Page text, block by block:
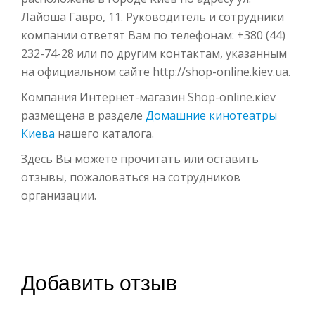
Лайоша Гавро, 11. Руководитель и сотрудники
компании ответят Вам по телефонам: +380 (44)
232-74-28 или по другим контактам, указанным
на официальном сайте http://shop-online.kiev.ua.
Компания Интернет-магазин Shop-оnline.кiev
размещена в разделе Домашние кинотеатры
Киева нашего каталога.
Здесь Вы можете прочитать или оставить
отзывы, пожаловаться на сотрудников
организации.
Добавить отзыв